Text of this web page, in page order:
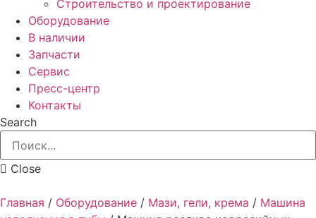
Строительство и проектирование
Оборудование
В наличии
Запчасти
Сервис
Пресс-центр
Контакты
Search
Close
Главная / Оборудование / Мази, гели, крема / Машина